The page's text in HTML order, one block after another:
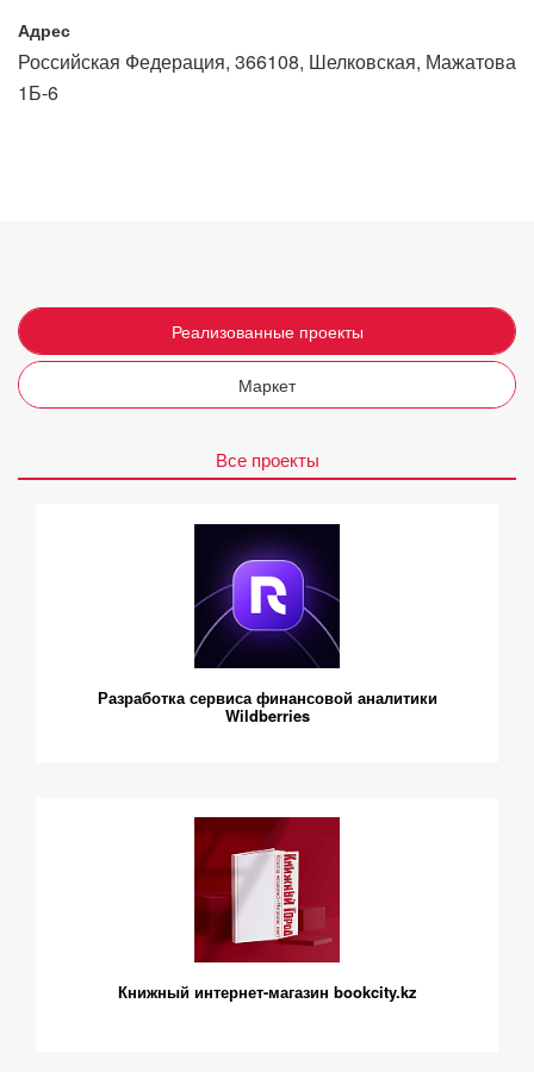
Адрес
Российская Федерация, 366108, Шелковская, Мажатова
1Б-6
Реализованные проекты
Маркет
Все проекты
Разработка сервиса финансовой аналитики
Wildberries
Книжный интернет-магазин bookcity.kz